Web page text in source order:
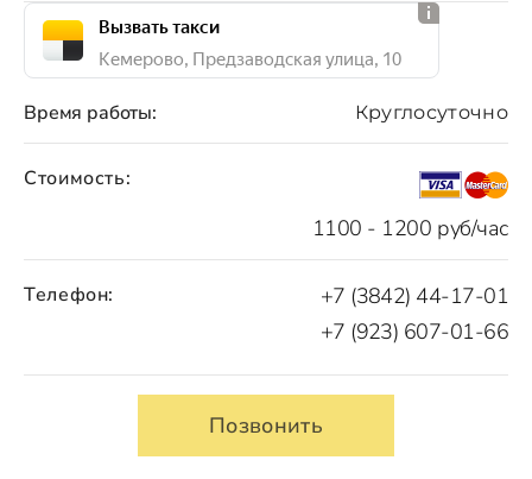
Стоимость:
1100 - 1200 руб/час
Время работы: Круглосуточно
Телефон:
+7 (3842) 44-17-01
+7 (923) 607-01-66
Позвонить
Вызвать такси
Кемерово, Предзаводская улица, 10